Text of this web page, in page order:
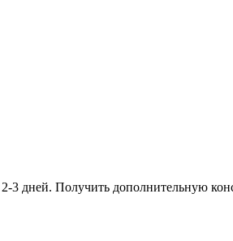
3 дней. Получить дополнительную